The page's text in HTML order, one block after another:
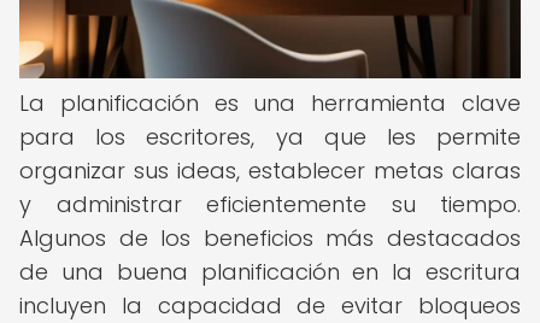
La planificación es una herramienta clave
para los escritores, ya que les permite
organizar sus ideas, establecer metas claras
y administrar eficientemente su tiempo.
Algunos de los beneficios más destacados
de una buena planificación en la escritura
incluyen la capacidad de evitar bloqueos